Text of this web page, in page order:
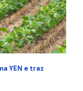
YEN e traz